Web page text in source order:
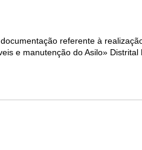
referente à
e manutenção do Asilo»